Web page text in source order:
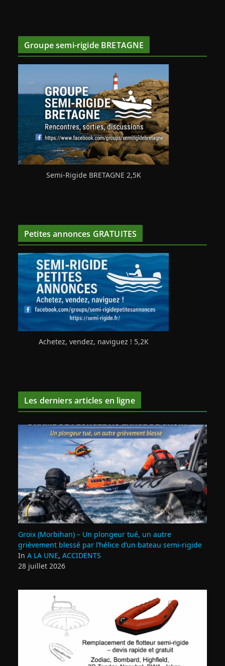
Groupe semi-rigide BRETAGNE
Semi-Rigide BRETAGNE 2,5K
Petites annonces GRATUITES
Achetez, vendez, naviguez ! 5,2K
Les derniers articles en ligne
Groix (Morbihan) – Un plongeur tué, un autre
grièvement blessé par l’hélice d’un bateau semi-rigide
In A LA UNE, ACCIDENTS
28 juillet 2026